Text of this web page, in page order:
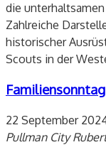
die
Zahlreiche
historischer
Scouts in der
22 September
Pullman City